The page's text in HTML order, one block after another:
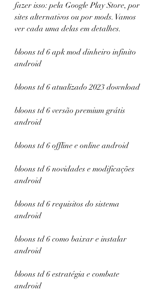
fazer isso: pela Google Play Store, por
sites alternativos ou por mods. Vamos
ver cada uma delas em detalhes.
bloons td 6 apk mod dinheiro infinito
android
bloons td 6 atualizado 2023 download
bloons td 6 versão premium grátis
android
bloons td 6 offline e online android
bloons td 6 novidades e modificações
android
bloons td 6 requisitos do sistema
android
bloons td 6 como baixar e instalar
android
bloons td 6 estratégia e combate
android